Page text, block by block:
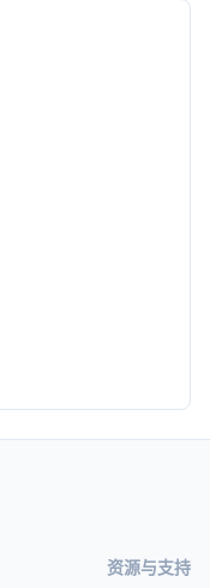
资源与支持